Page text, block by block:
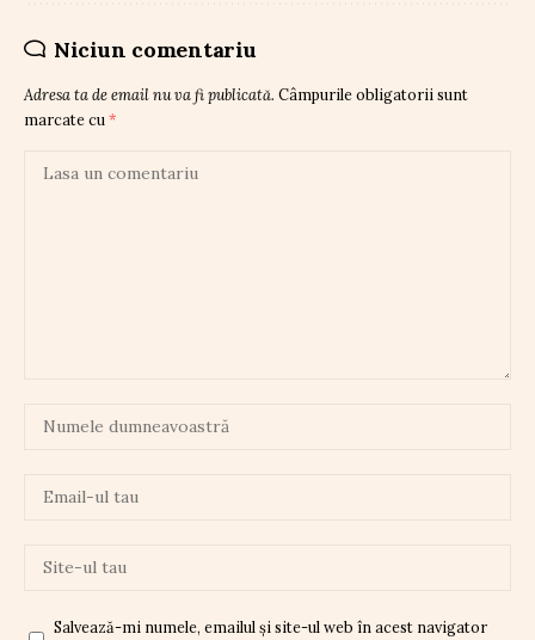
Niciun comentariu
Adresa ta de email nu va fi publicată. Câmpurile obligatorii sunt
marcate cu *
Salvează-mi numele, emailul și site-ul web în acest navigator